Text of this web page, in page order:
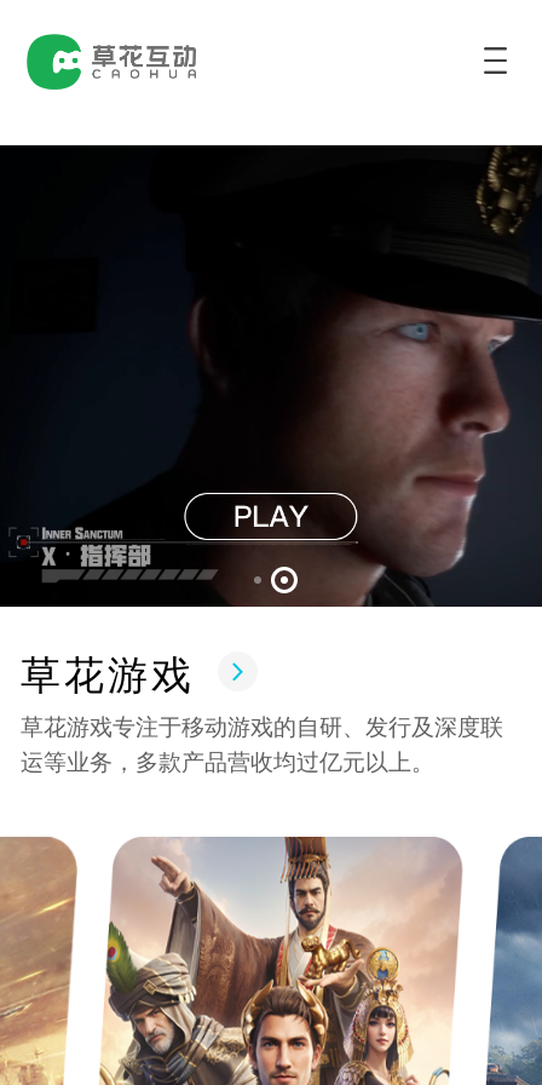
草花游戏
草花游戏专注于移动游戏的自研、发行及深度联
运等业务，多款产品营收均过亿元以上。